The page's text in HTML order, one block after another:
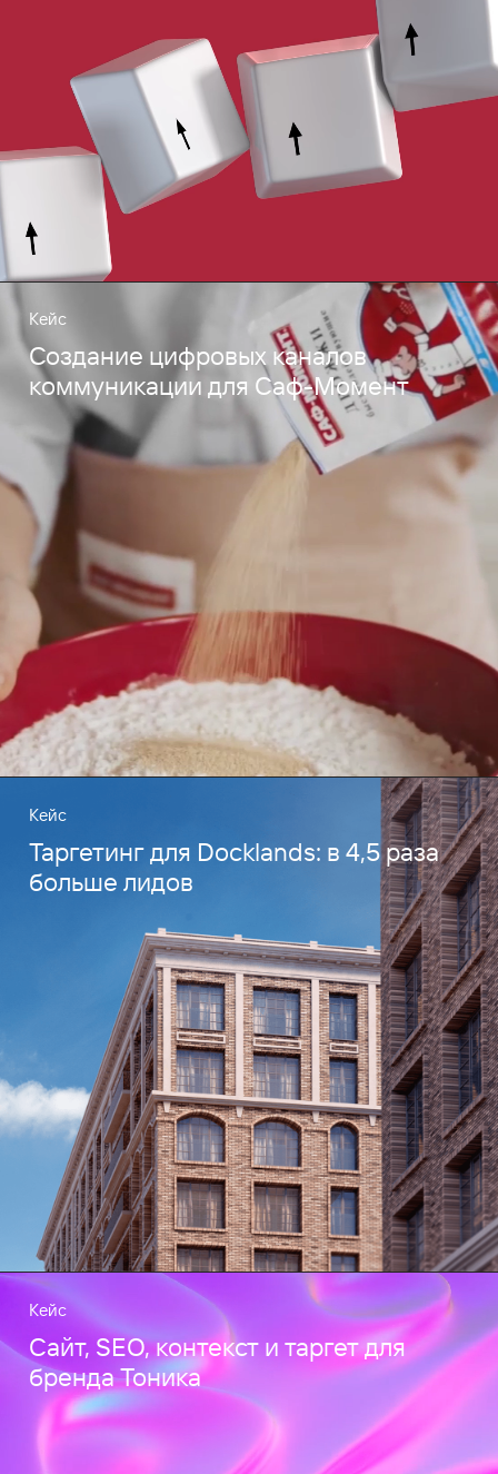
Кейс
Создание цифровых каналов
коммуникации для Саф-Момент
Кейс
Таргетинг для Docklands: в 4,5 раза
больше лидов
Кейс
Сайт, SEO, контекст и таргет для
бренда Тоника